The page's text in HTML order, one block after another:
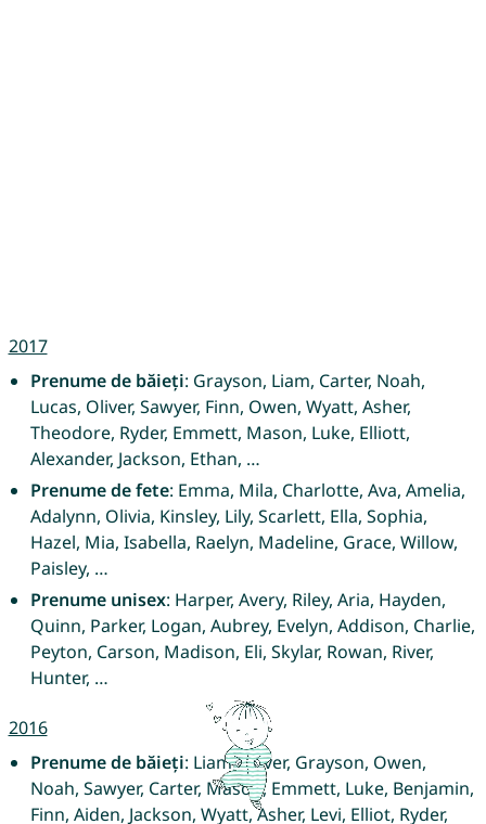
2017
Prenume de băieți: Grayson, Liam, Carter, Noah,
Lucas, Oliver, Sawyer, Finn, Owen, Wyatt, Asher,
Theodore, Ryder, Emmett, Mason, Luke, Elliott,
Alexander, Jackson, Ethan, …
Prenume de fete: Emma, Mila, Charlotte, Ava, Amelia,
Adalynn, Olivia, Kinsley, Lily, Scarlett, Ella, Sophia,
Hazel, Mia, Isabella, Raelyn, Madeline, Grace, Willow,
Paisley, …
Prenume unisex: Harper, Avery, Riley, Aria, Hayden,
Quinn, Parker, Logan, Aubrey, Evelyn, Addison, Charlie,
Peyton, Carson, Madison, Eli, Skylar, Rowan, River,
Hunter, …
2016
Prenume de băieți: Liam, Oliver, Grayson, Owen,
Noah, Sawyer, Carter, Mason, Emmett, Luke, Benjamin,
Finn, Aiden, Jackson, Wyatt, Asher, Levi, Elliot, Ryder,